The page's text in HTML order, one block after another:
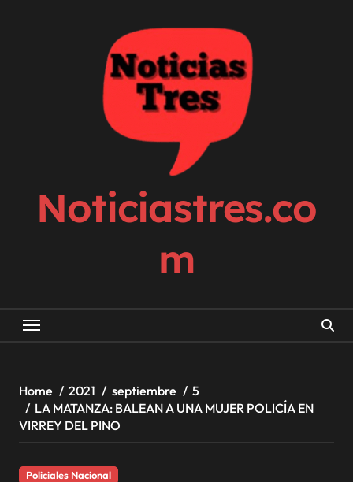
Noticiastres.co
m
Home 2021 septiembre
5
LA MATANZA: BALEAN A UNA MUJER POLICÍA EN
VIRREY DEL PINO
Policiales Nacional